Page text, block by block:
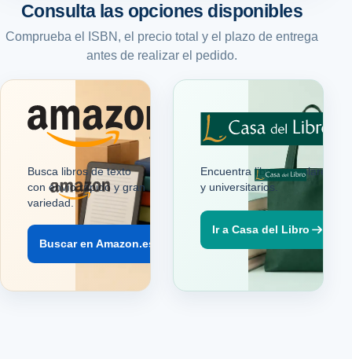
Consulta las opciones disponibles
Comprueba el ISBN, el precio total y el plazo de entrega
antes de realizar el pedido.
.es
Busca libros de texto
con envío rápido y gran
variedad.
Buscar en Amazon.es
Encuentra libros escolares
y universitarios.
Ir a Casa del Libro